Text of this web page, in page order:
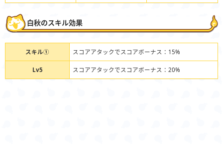
白秋のスキル効果
スキル① スコアアタックでスコアボーナス：15%
Lv5 スコアアタックでスコアボーナス：20%